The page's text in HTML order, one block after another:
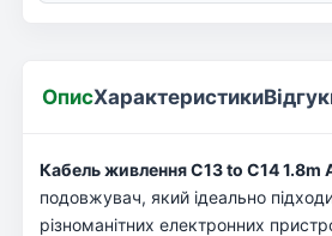
ОписХарактеристики
Кабель живлення C13 to C14 1.8m
подовжувач, який ідеально
різноманітних електронних